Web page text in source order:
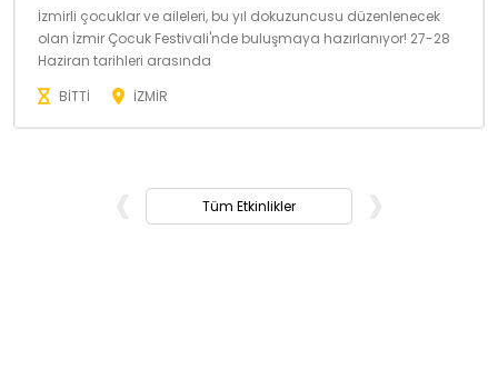
İzmirli çocuklar ve aileleri, bu yıl dokuzuncusu düzenlenecek
olan İzmir Çocuk Festivali'nde buluşmaya hazırlanıyor! 27-28
Haziran tarihleri arasında
BİTTİ
İZMİR
Tüm Etkinlikler